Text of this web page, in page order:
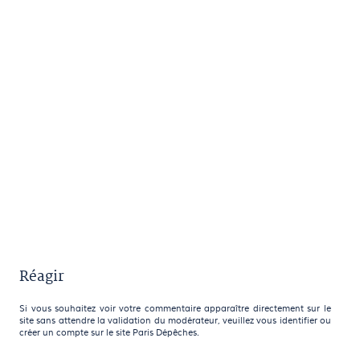
Réagir
Si vous souhaitez voir votre commentaire apparaître directement sur le
site sans attendre la validation du modérateur, veuillez vous identifier ou
créer un compte sur le site Paris Dépêches.